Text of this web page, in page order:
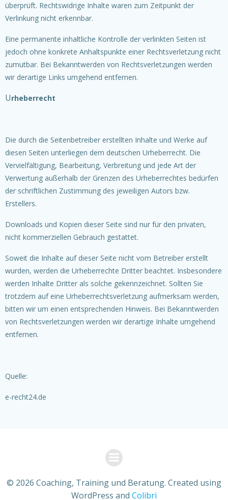
überprüft. Rechtswidrige Inhalte waren zum Zeitpunkt der
Verlinkung nicht erkennbar.
Eine permanente inhaltliche Kontrolle der verlinkten Seiten ist
jedoch ohne konkrete Anhaltspunkte einer Rechtsverletzung nicht
zumutbar. Bei Bekanntwerden von Rechtsverletzungen werden
wir derartige Links umgehend entfernen.
Urheberrecht
Die durch die Seitenbetreiber erstellten Inhalte und Werke auf
diesen Seiten unterliegen dem deutschen Urheberrecht. Die
Vervielfältigung, Bearbeitung, Verbreitung und jede Art der
Verwertung außerhalb der Grenzen des Urheberrechtes bedürfen
der schriftlichen Zustimmung des jeweiligen Autors bzw.
Erstellers.
Downloads und Kopien dieser Seite sind nur für den privaten,
nicht kommerziellen Gebrauch gestattet.
Soweit die Inhalte auf dieser Seite nicht vom Betreiber erstellt
wurden, werden die Urheberrechte Dritter beachtet. Insbesondere
werden Inhalte Dritter als solche gekennzeichnet. Sollten Sie
trotzdem auf eine Urheberrechtsverletzung aufmerksam werden,
bitten wir um einen entsprechenden Hinweis. Bei Bekanntwerden
von Rechtsverletzungen werden wir derartige Inhalte umgehend
entfernen.
Quelle:
e-recht24.de
© 2026 Coaching, Training und Beratung. Created using
WordPress and Colibri